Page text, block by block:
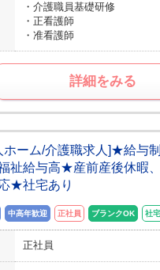
・介護職員基礎研修
・正看護師
・准看護師
詳細をみる
ホーム/介護職求人]★給与
祉給与高★産前産後休暇
★社宅あり
中高年歓迎 正社員 ブランクOK 社
正社員